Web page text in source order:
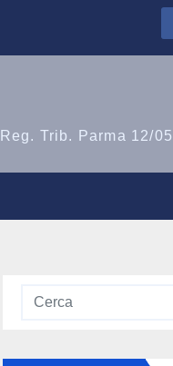
Trib. Parma 12/05